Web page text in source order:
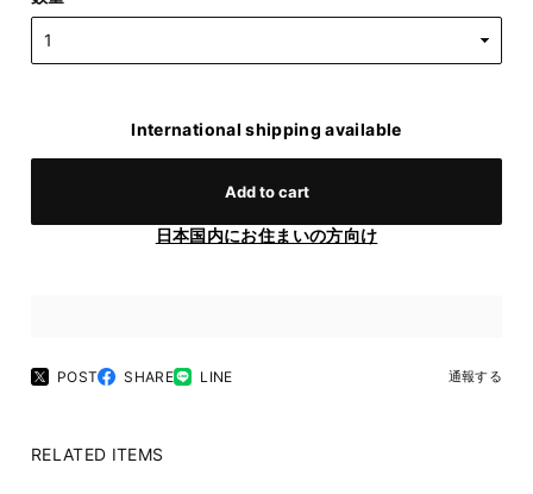
International shipping available
Add to cart
日本国内にお住まいの方向け
POST SHARE LINE 通報する
RELATED ITEMS